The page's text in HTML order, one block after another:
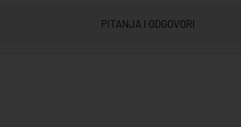
PITANJA I ODGOVORI